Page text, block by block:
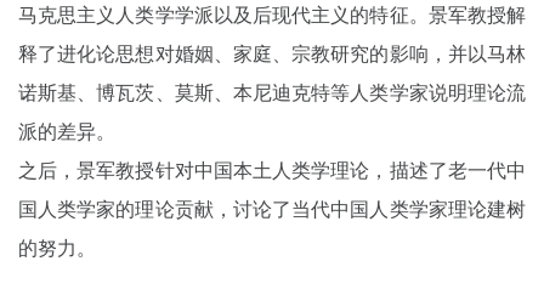
马克思主义人类学学派以及后现代主义的特征。景军教授解
释了进化论思想对婚姻、家庭、宗教研究的影响，并以马林
诺斯基、博瓦茨、莫斯、本尼迪克特等人类学家说明理论流
派的差异。
之后，景军教授针对中国本土人类学理论，描述了老一代中
国人类学家的理论贡献，讨论了当代中国人类学家理论建树
的努力。